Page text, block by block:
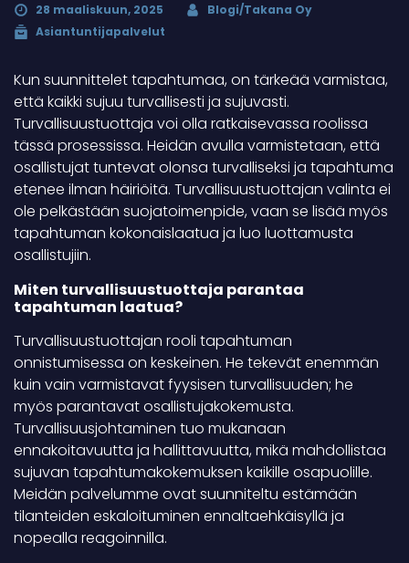
28 maaliskuun, 2025
Blogi/Takana Oy
Asiantuntijapalvelut
Kun suunnittelet tapahtumaa, on tärkeää varmistaa,
että kaikki sujuu turvallisesti ja sujuvasti.
Turvallisuustuottaja voi olla ratkaisevassa roolissa
tässä prosessissa. Heidän avulla varmistetaan, että
osallistujat tuntevat olonsa turvalliseksi ja tapahtuma
etenee ilman häiriöitä. Turvallisuustuottajan valinta ei
ole pelkästään suojatoimenpide, vaan se lisää myös
tapahtuman kokonaislaatua ja luo luottamusta
osallistujiin.
Miten turvallisuustuottaja parantaa
tapahtuman laatua?
Turvallisuustuottajan rooli tapahtuman
onnistumisessa on keskeinen. He tekevät enemmän
kuin vain varmistavat fyysisen turvallisuuden; he
myös parantavat osallistujakokemusta.
Turvallisuusjohtaminen tuo mukanaan
ennakoitavuutta ja hallittavuutta, mikä mahdollistaa
sujuvan tapahtumakokemuksen kaikille osapuolille.
Meidän palvelumme ovat suunniteltu estämään
tilanteiden eskaloituminen ennaltaehkäisyllä ja
nopealla reagoinnilla.